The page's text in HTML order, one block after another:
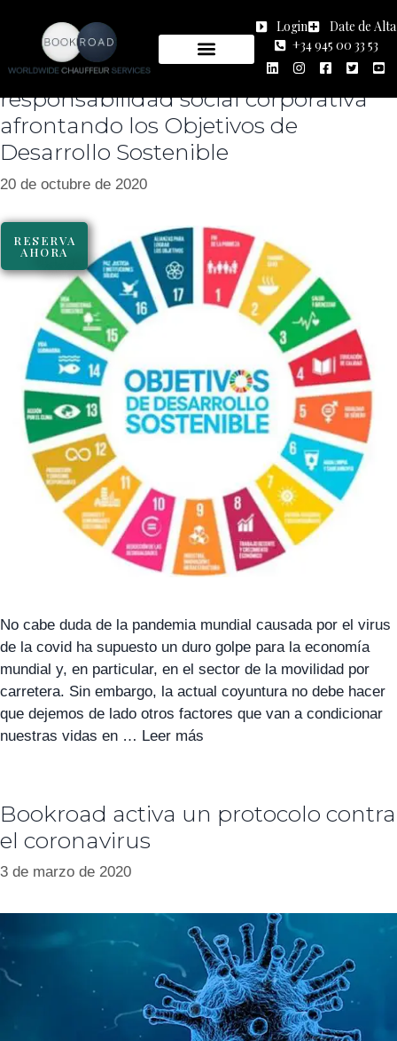
Login
Date de Alta
+34 945 00 33 53
RESERVA
AHORA
Noticias
Bookroad asume su
responsabilidad social corporativa
afrontando los Objetivos de
Desarrollo Sostenible
20 de octubre de 2020
No cabe duda de la pandemia mundial causada por el virus
de la covid ha supuesto un duro golpe para la economía
mundial y, en particular, en el sector de la movilidad por
carretera. Sin embargo, la actual coyuntura no debe hacer
que dejemos de lado otros factores que van a condicionar
nuestras vidas en … Leer más
Bookroad activa un protocolo contra
el coronavirus
3 de marzo de 2020